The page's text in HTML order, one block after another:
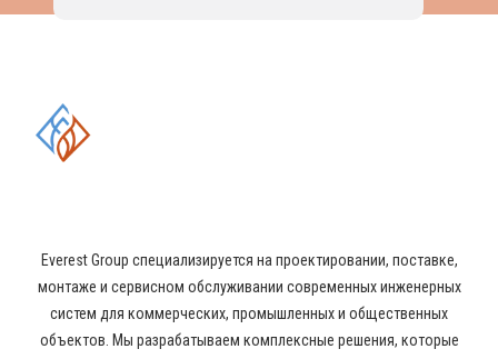
Everest Group специализируется на проектировании, поставке,
монтаже и сервисном обслуживании современных инженерных
систем для коммерческих, промышленных и общественных
объектов. Мы разрабатываем комплексные решения, которые